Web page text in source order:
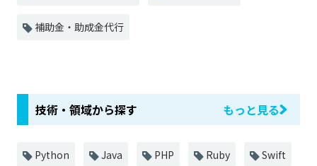
補助金・助成金代行
技術・領域から探す もっと見る
Python Java PHP Ruby Swift